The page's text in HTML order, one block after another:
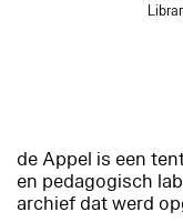
de Appel is een
en pedagogisch
archief dat werd